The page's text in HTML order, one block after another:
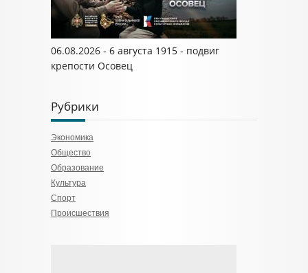
06.08.2026 - 6 августа 1915 - подвиг
крепости Осовец
Рубрики
Экономика
Общество
Образование
Культура
Спорт
Происшествия